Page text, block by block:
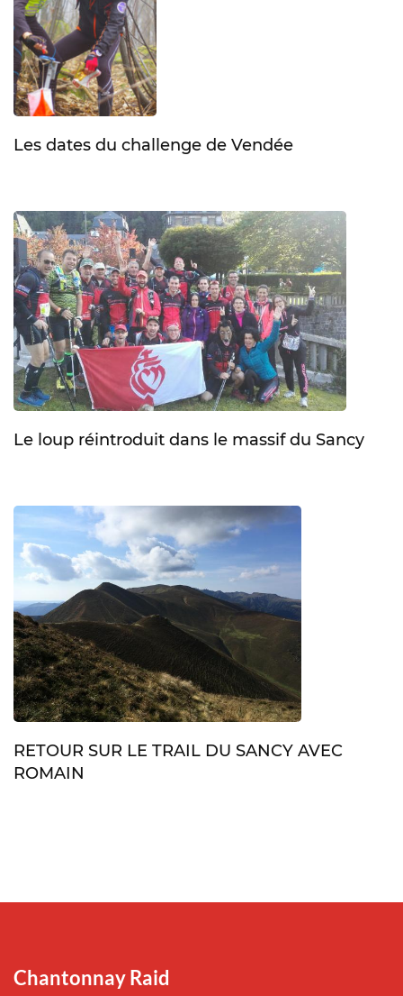
Les dates du challenge de Vendée
Le loup réintroduit dans le massif du Sancy
RETOUR SUR LE TRAIL DU SANCY AVEC
ROMAIN
Chantonnay Raid